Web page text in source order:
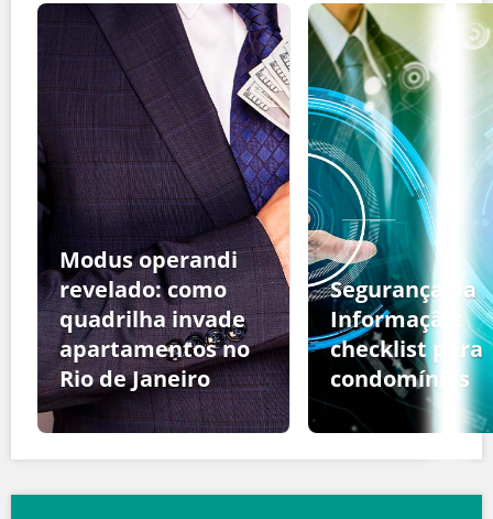
Modus operandi
revelado: como
quadrilha invade
apartamentos no
Rio de Janeiro
Segurança da
Informação:
checklist para
condomínios